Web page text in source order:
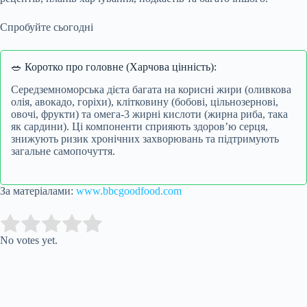
Спробуйте сьогодні
🥗 Коротко про головне (Харчова цінність):
Середземноморська дієта багата на корисні жири (оливкова
олія, авокадо, горіхи), клітковину (бобові, цільнозернові,
овочі, фрукти) та омега-3 жирні кислоти (жирна риба, така
як сардини). Ці компоненти сприяють здоров’ю серця,
знижують ризик хронічних захворювань та підтримують
загальне самопочуття.
За матеріалами: www.bbcgoodfood.com
Rate this item:
No votes yet.